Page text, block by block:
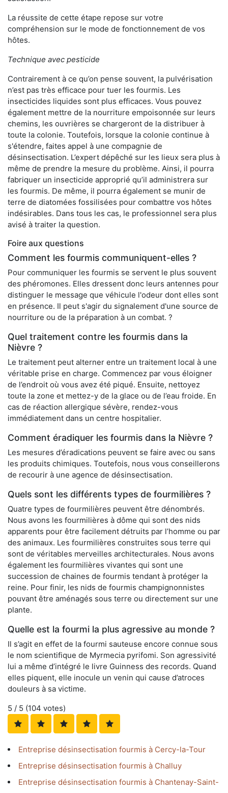
La réussite de cette étape repose sur votre
compréhension sur le mode de fonctionnement de vos
hôtes.
Technique avec pesticide
Contrairement à ce qu’on pense souvent, la pulvérisation
n’est pas très efficace pour tuer les fourmis. Les
insecticides liquides sont plus efficaces. Vous pouvez
également mettre de la nourriture empoisonnée sur leurs
chemins, les ouvrières se chargeront de la distribuer à
toute la colonie. Toutefois, lorsque la colonie continue à
s'étendre, faites appel à une compagnie de
désinsectisation. L’expert dépêché sur les lieux sera plus à
même de prendre la mesure du problème. Ainsi, il pourra
fabriquer un insecticide approprié qu’il administrera sur
les fourmis. De même, il pourra également se munir de
terre de diatomées fossilisées pour combattre vos hôtes
indésirables. Dans tous les cas, le professionnel sera plus
avisé à traiter la question.
Foire aux questions
Comment les fourmis communiquent-elles ?
Pour communiquer les fourmis se servent le plus souvent
des phéromones. Elles dressent donc leurs antennes pour
distinguer le message que véhicule l'odeur dont elles sont
en présence. Il peut s'agir du signalement d'une source de
nourriture ou de la préparation à un combat. ?
Quel traitement contre les fourmis dans la
Nièvre ?
Le traitement peut alterner entre un traitement local à une
véritable prise en charge. Commencez par vous éloigner
de l’endroit où vous avez été piqué. Ensuite, nettoyez
toute la zone et mettez-y de la glace ou de l’eau froide. En
cas de réaction allergique sévère, rendez-vous
immédiatement dans un centre hospitalier.
Comment éradiquer les fourmis dans la Nièvre ?
Les mesures d’éradications peuvent se faire avec ou sans
les produits chimiques. Toutefois, nous vous conseillerons
de recourir à une agence de désinsectisation.
Quels sont les différents types de fourmilières ?
Quatre types de fourmilières peuvent être dénombrés.
Nous avons les fourmilières à dôme qui sont des nids
apparents pour être facilement détruits par l’homme ou par
des animaux. Les fourmilières construites sous terre qui
sont de véritables merveilles architecturales. Nous avons
également les fourmilières vivantes qui sont une
succession de chaines de fourmis tendant à protéger la
reine. Pour finir, les nids de fourmis champignonnistes
pouvant être aménagés sous terre ou directement sur une
plante.
Quelle est la fourmi la plus agressive au monde ?
Il s’agit en effet de la fourmi sauteuse encore connue sous
le nom scientifique de Myrmecia pyrifomi. Son agressivité
lui a même d’intégré le livre Guinness des records. Quand
elles piquent, elle inocule un venin qui cause d’atroces
douleurs à sa victime.
5 / 5 (104 votes)
Entreprise désinsectisation fourmis à Cercy-la-Tour
Entreprise désinsectisation fourmis à Challuy
Entreprise désinsectisation fourmis à Chantenay-Saint-